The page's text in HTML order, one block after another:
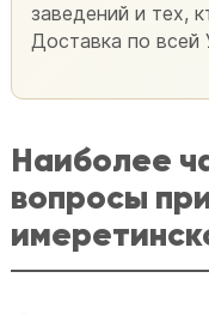
заведений и тех,
Доставка по всей
Наиболее
вопросы